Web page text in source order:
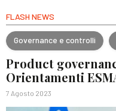
FLASH NEWS
Governance e controlli
Product
Orientamenti
7 Agosto 2023